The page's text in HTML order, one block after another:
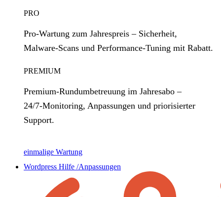
PRO
Pro‑Wartung zum Jahrespreis – Sicherheit,
Malware‑Scans und Performance‑Tuning mit Rabatt.
PREMIUM
Premium‑Rundumbetreuung im Jahresabo –
24/7‑Monitoring, Anpassungen und priorisierter
Support.
einmalige Wartung
Wordpress Hilfe /Anpassungen